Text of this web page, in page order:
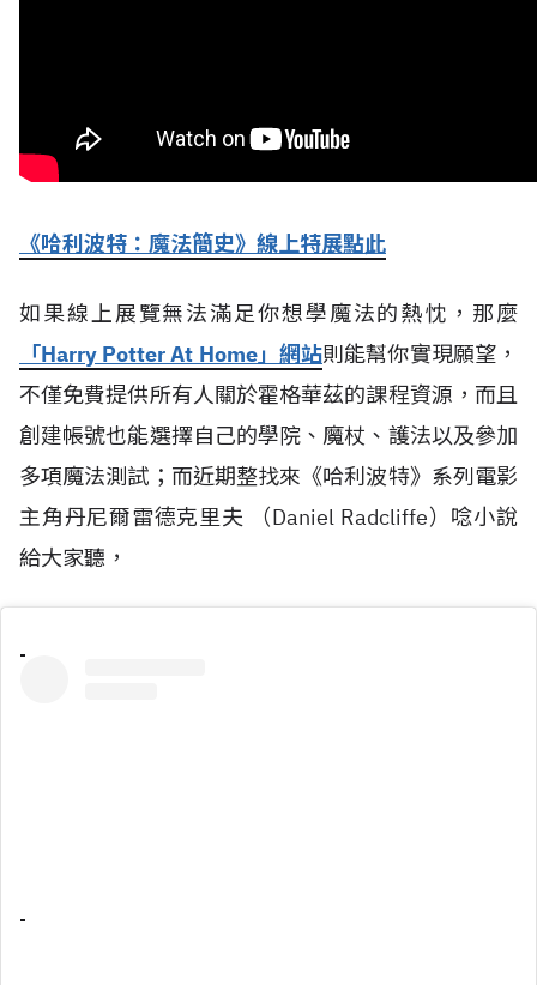
《哈利波特：魔法簡史》線上特展點此
如果線上展覽無法滿足你想學魔法的熱忱，那麼
「Harry Potter At Home」網站則能幫你實現願望，
不僅免費提供所有人關於霍格華茲的課程資源，而且
創建帳號也能選擇自己的學院、魔杖、護法以及參加
多項魔法測試；而近期整找來《哈利波特》系列電影
主角丹尼爾雷德克里夫 （Daniel Radcliffe）唸小說
給大家聽，